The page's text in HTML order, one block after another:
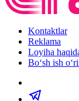
Kontaktlar
Reklama
Loyiha
Bo‘sh ish